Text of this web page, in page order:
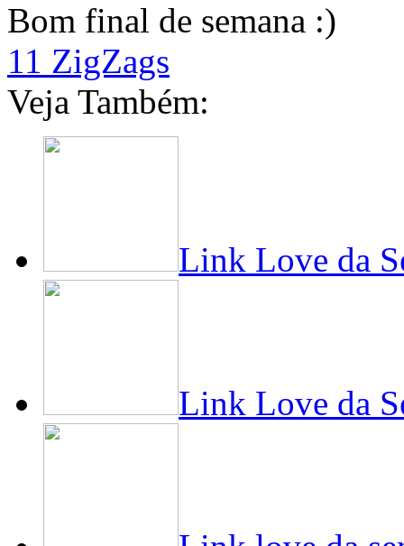
Bom final de semana :)
11 ZigZags
Veja Também:
Link Love da
Link Love da